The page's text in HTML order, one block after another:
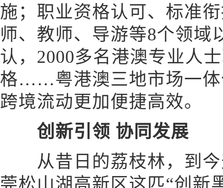
施；职业资格认可、标准
师、教师、导游等8个领域
认，2000多名港澳专业人
格……粤港澳三地市场一体
跨境流动更加便捷高效。
创新引领 协同发展
从昔日的荔枝林，到今
莞松山湖高新区这匹“创新